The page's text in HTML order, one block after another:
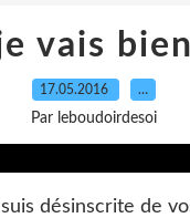
vais bien
17.05.2016 …
Par leboudoirdesoi
désinscrite de